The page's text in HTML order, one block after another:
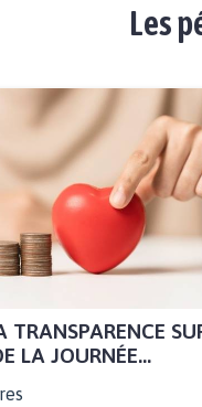
Les
TRANSPARENCE
LA JOURNÉE...